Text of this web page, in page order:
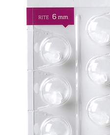
Signia Active Mini IX - Oplaadbaar
De Signia Active Mini IX is het